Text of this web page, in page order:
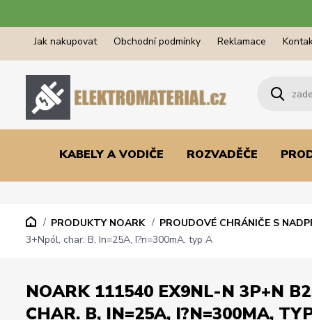
Jak nakupovat Obchodní podmínky Reklamace
KABELY A VODIČE ROZVADĚČE
PRODUKTY NOARK PROUDOVÉ CHRÁNIČE S
3+Npól, char. B, In=25A, I?n=300mA, typ A
NOARK 111540 EX9NL-N 3P+N
CHAR. B, IN=25A, I?N=300MA,